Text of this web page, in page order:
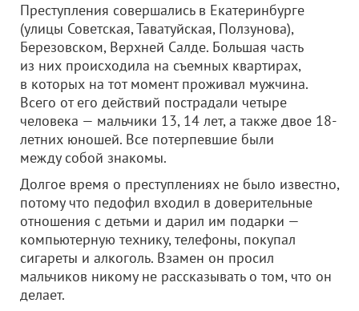
Преступления совершались в Екатеринбурге
(улицы Советская, Таватуйская, Ползунова),
Березовском, Верхней Салде. Большая часть
из них происходила на съемных квартирах,
в которых на тот момент проживал мужчина.
Всего от его действий пострадали четыре
человека — мальчики 13, 14 лет, а также двое 18-
летних юношей. Все потерпевшие были
между собой знакомы.
Долгое время о преступлениях не было известно,
потому что педофил входил в доверительные
отношения с детьми и дарил им подарки —
компьютерную технику, телефоны, покупал
сигареты и алкоголь. Взамен он просил
мальчиков никому не рассказывать о том, что он
делает.